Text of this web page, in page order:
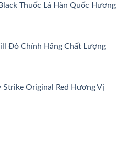
Thuốc Lá Hàn Quốc Hương
Đỏ Chính Hãng Chất Lượng
Strike Original Red Hương Vị